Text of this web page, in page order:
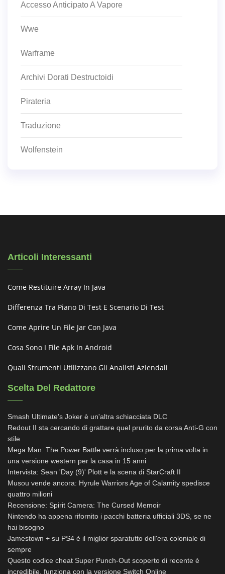
Accesso Anticipato A Vapore
Wwe
Warframe
Archivi Dorati Destructoidi
Pirateria
Traduzione
Wolfenstein
Articoli Interessanti
Come Restituire Array In Java
Differenza Tra Piano Di Test E Scenario Di Test
Come Aprire Un File Jar Con Java
Cosa Sono I File Apk In Android
Quali Strumenti Utilizzano Gli Analisti Aziendali
Scelta Del Redattore
Smash Ultimate's Joker è un'altra schiacciata DLC
Redout II sta cercando di grattare quel prurito da corsa Anti-G con
stile
Mega Man: The Power Battle verrà incluso per la prima volta in
una versione western per la casa in 15 anni
Intervista: Sean 'Day (9)' Plott e la scena di StarCraft II
Musou vende ancora: Hyrule Warriors Age of Calamity spedisce
quattro milioni
Recensione: Spirit Camera: The Cursed Memoir
Nintendo ha appena rifornito i pacchi batteria ufficiali 3DS, se ne
hai bisogno
Jamestown + su PS4 è il miglior sparatutto dell'era coloniale di
sempre
Questo codice cheat Super Punch-Out scoperto di recente è
incredibile, funziona con la versione Switch Online